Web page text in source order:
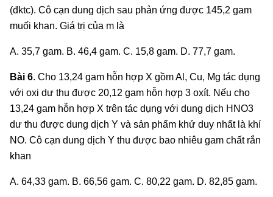
(đktc). Cô cạn dung dịch sau phản ứng được 145,2 gam
muối khan. Giá trị của m là
A. 35,7 gam. B. 46,4 gam. C. 15,8 gam. D. 77,7 gam.
Bài 6. Cho 13,24 gam hỗn hợp X gồm Al, Cu, Mg tác dụng
với oxi dư thu được 20,12 gam hỗn hợp 3 oxít. Nếu cho
13,24 gam hỗn hợp X trên tác dụng với dung dịch HNO3
dư thu được dung dịch Y và sản phẩm khử duy nhất là khí
NO. Cô cạn dung dịch Y thu được bao nhiêu gam chất rắn
khan
A. 64,33 gam. B. 66,56 gam. C. 80,22 gam. D. 82,85 gam.